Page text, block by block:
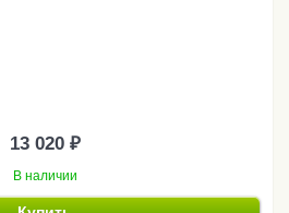
13 020 ₽
В наличии